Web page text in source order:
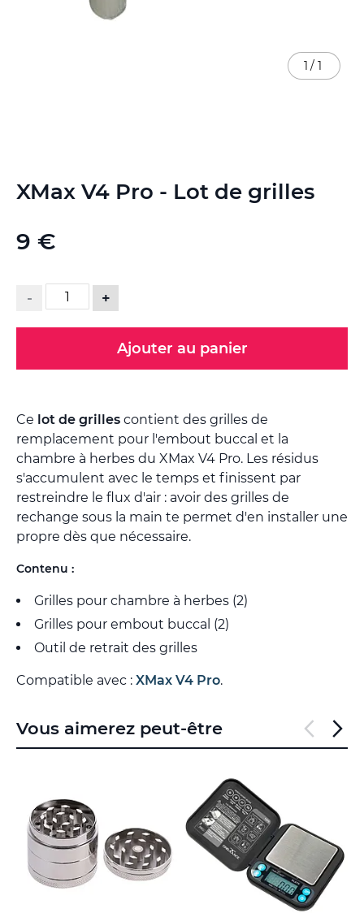
XMax V4 Pro - Lot de grilles
9 €
- +
Ajouter au panier
Ce lot de grilles contient des grilles de
remplacement pour l'embout buccal et la
chambre à herbes du XMax V4 Pro. Les résidus
s'accumulent avec le temps et finissent par
restreindre le flux d'air : avoir des grilles de
rechange sous la main te permet d'en installer une
propre dès que nécessaire.
Contenu :
Grilles pour chambre à herbes (2)
Grilles pour embout buccal (2)
Outil de retrait des grilles
Compatible avec : XMax V4 Pro.
1 / 1
to
of
gallery
Vous aimerez peut-être